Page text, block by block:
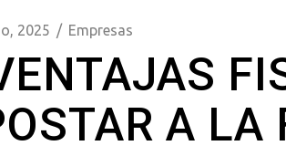
2025 Empresas
A LA